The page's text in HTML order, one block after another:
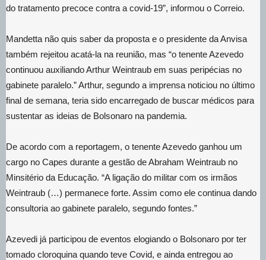
do tratamento precoce contra a covid-19”, informou o Correio.
Mandetta não quis saber da proposta e o presidente da Anvisa
também rejeitou acatá-la na reunião, mas “o tenente Azevedo
continuou auxiliando Arthur Weintraub em suas peripécias no
gabinete paralelo.” Arthur, segundo a imprensa noticiou no último
final de semana, teria sido encarregado de buscar médicos para
sustentar as ideias de Bolsonaro na pandemia.
De acordo com a reportagem, o tenente Azevedo ganhou um
cargo no Capes durante a gestão de Abraham Weintraub no
Minsitério da Educação. “A ligação do militar com os irmãos
Weintraub (…) permanece forte. Assim como ele continua dando
consultoria ao gabinete paralelo, segundo fontes.”
Azevedi já participou de eventos elogiando o Bolsonaro por ter
tomado cloroquina quando teve Covid, e ainda entregou ao